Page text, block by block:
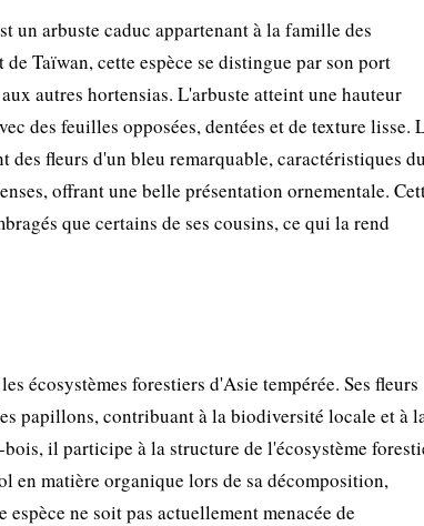
un arbuste caduc appartenant à la famille des
Taïwan, cette espèce se distingue par son port
autres hortensias. L'arbuste atteint une hauteur
des feuilles opposées, dentées et de texture lisse.
fleurs d'un bleu remarquable, caractéristiques du
offrant une belle présentation ornementale.
que certains de ses cousins, ce qui la rend
écosystèmes forestiers d'Asie tempérée. Ses fleurs
papillons, contribuant à la biodiversité locale et à
il participe à la structure de l'écosystème
en matière organique lors de sa décomposition,
ne soit pas actuellement menacée de